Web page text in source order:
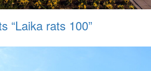
“Laika rats 100”